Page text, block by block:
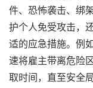
件、恐怖袭击、绑
护个人免受攻击，
适的应急措施。例
速将雇主带离危险
取时间，直至安全